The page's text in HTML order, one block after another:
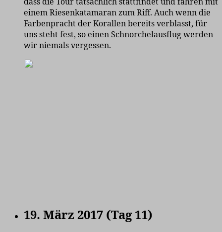
einem Riesenkatamaran zum Riff. Auch wenn die
Farbenpracht der Korallen bereits verblasst, für
uns steht fest, so einen Schnorchelausflug werden
wir niemals vergessen.
19. März 2017 (Tag 11)